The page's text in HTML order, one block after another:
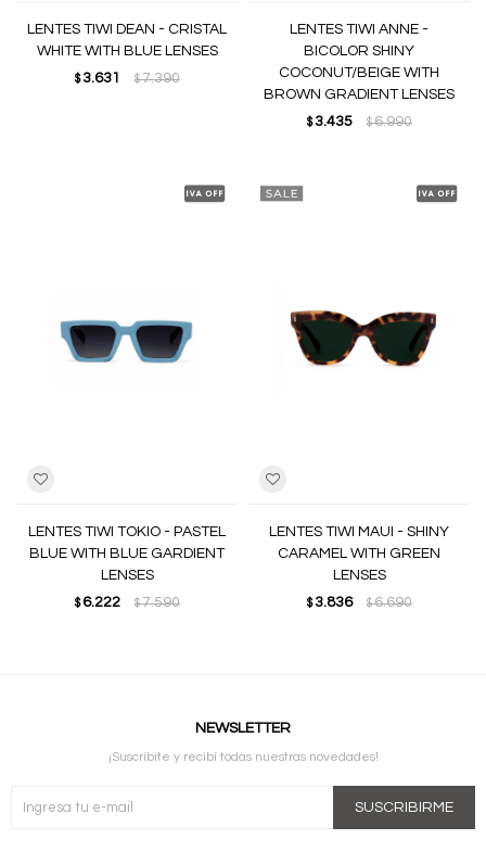
LENTES TIWI DEAN - CRISTAL
WHITE WITH BLUE LENSES
$ 3.631 $7.390
LENTES TIWI ANNE -
BICOLOR SHINY
COCONUT/BEIGE WITH
BROWN GRADIENT LENSES
$ 3.435 $6.990
LENTES TIWI TOKIO - PASTEL
BLUE WITH BLUE GARDIENT
LENSES
$ 6.222 $7.590
LENTES TIWI MAUI - SHINY
CARAMEL WITH GREEN
LENSES
$ 3.836 $6.690
NEWSLETTER
¡Suscribite y recibí todas nuestras novedades!
SUSCRIBIRME